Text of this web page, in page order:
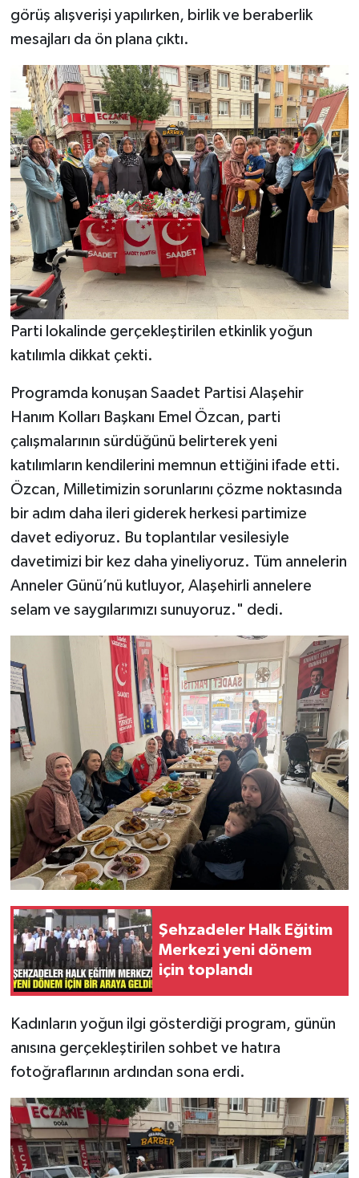
görüş alışverişi yapılırken, birlik ve beraberlik
mesajları da ön plana çıktı.
Parti lokalinde gerçekleştirilen etkinlik yoğun
katılımla dikkat çekti.
Programda konuşan Saadet Partisi Alaşehir
Hanım Kolları Başkanı Emel Özcan, parti
çalışmalarının sürdüğünü belirterek yeni
katılımların kendilerini memnun ettiğini ifade etti.
Özcan, Milletimizin sorunlarını çözme noktasında
bir adım daha ileri giderek herkesi partimize
davet ediyoruz. Bu toplantılar vesilesiyle
davetimizi bir kez daha yineliyoruz. Tüm annelerin
Anneler Günü’nü kutluyor, Alaşehirli annelere
selam ve saygılarımızı sunuyoruz." dedi.
Şehzadeler Halk Eğitim
Merkezi yeni dönem
için toplandı
Kadınların yoğun ilgi gösterdiği program, günün
anısına gerçekleştirilen sohbet ve hatıra
fotoğraflarının ardından sona erdi.